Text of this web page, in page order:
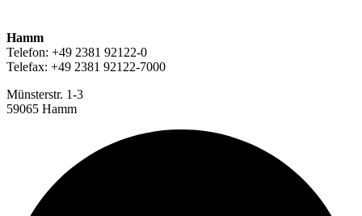
Hamm
Telefon: +49 2381 92122-0
Telefax: +49 2381 92122-7000
Münsterstr. 1-3
59065 Hamm